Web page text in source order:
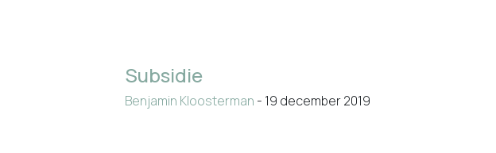
Subsidie
Benjamin Kloosterman - 19 december 2019